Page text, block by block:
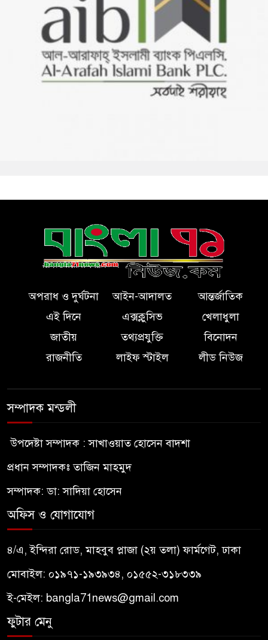
অপরাধ ও দুর্ঘটনা আইন-আদালত
আন্তর্জাতিক
এই দিনে
এক্সক্লুসিভ
খেলাধুলা
জাতীয়
তথ্যপ্রযুক্তি
বিনোদন
রাজনীতি
লাইফ স্টাইল লীড নিউজ
সম্পাদক মন্ডলী
উপদেষ্টা সম্পাদক : সাখাওয়াত হোসেন বাদশা
প্রধান সম্পাদকঃ তাজিন মাহমুদ
সম্পাদক: ডা: সাদিয়া হোসেন
অফিস ও যোগাযোগ
৪/এ, ইন্দিরা রোড, মাহবুব প্লাজা (২য় তলা) ফার্মগেট, ঢাকা
মোবাইল: ০১৯৭১-১৯৩৯৩৪, ০১৫৫২-৩১৮৩৩৯
ই-মেইল: bangla71news@gmail.com
ফুটার মেনু